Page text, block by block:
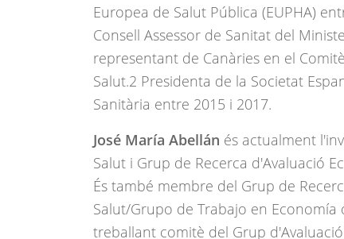
Europea de Salut Pública (EUPHA)
Consell Assessor de Sanitat del
representant de Canàries en el
Salut.2 Presidenta de la Societat
Sanitària entre 2015 i 2017.
José María Abellán és actualment
Salut i Grup de Recerca d'Avaluació
És també membre del Grup de
Salut/Grupo de Trabajo en Economía
treballant comitè del Grup